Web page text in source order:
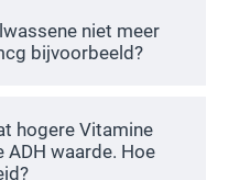
niet meer
bijvoorbeeld?
hogere Vitamine
ADH waarde. Hoe